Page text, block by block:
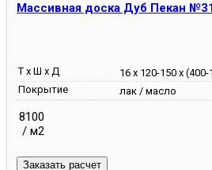
Массивная доска Дуб Пекан
Т х Ш х Д
16 х 120-150 х (400-
Покрытие
лак / масло
8100
/ м2